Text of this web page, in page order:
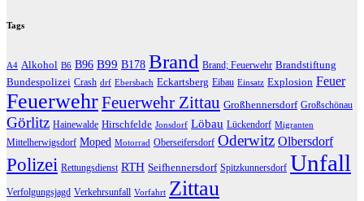
Tags
A4 Alkohol B6 B96 B99 B178 Brand Brand; Feuerwehr Brandstiftung
Bundespolizei Crash drf Ebersbach Eckartsberg Eibau Einsatz Explosion Feuer
FeuerwehrFeuerwehr Zittau Großhennersdorf Großschönau
Görlitz Hainewalde Hirschfelde Jonsdorf Löbau Lückendorf Migranten
Mittelherwigsdorf Moped Motorrad Oberseifersdorf Oderwitz Olbersdorf
Polizei Rettungsdienst RTH Seifhennersdorf Spitzkunnersdorf Unfall
Verfolgungsjagd Verkehrsunfall Vorfahrt Zittau